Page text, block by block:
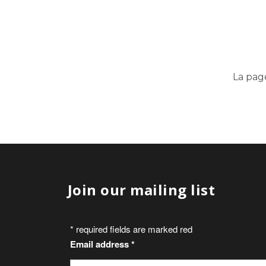
La
Join our mailing list